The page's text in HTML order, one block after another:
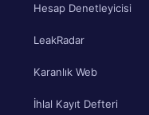
Hesap Denetleyicisi
LeakRadar
Karanlık Web
İhlal Kayıt Defteri